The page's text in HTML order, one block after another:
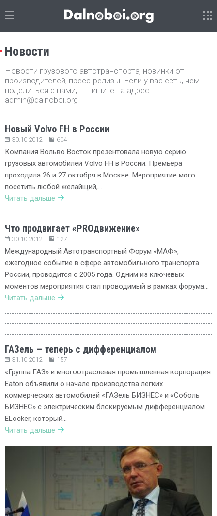
Новости
Новости грузового автотранспорта, новинки от
производителей, пресс-релизы. Если у вас есть, чем
поделиться с нами, — пишите на адрес
admin@dalnoboi.org
Новый Volvo FH в России
30.10.2012 604
Компания Вольво Восток презентовала новую серию
грузовых автомобилей Volvo FH в России. Премьера
проходила 26 и 27 октября в Москве. Мероприятие мого
посетить любой желайщий,…
Читать дальше
Что продвигает «PROдвижение»
30.10.2012 127
Международный Автотранспортный Форум «МАФ»,
ежегодное событие в сфере автомобильного транспорта
России, проводится с 2005 года. Одним из ключевых
моментов мероприятия стал проводимый в рамках форума…
Читать дальше
ГАЗель — теперь с дифференциалом
31.10.2012 157
«Группа ГАЗ» и многоотраслевая промышленная корпорация
Eaton объявили о начале производства легких
коммерческих автомобилей «ГАЗель БИЗНЕС» и «Соболь
БИЗНЕС» с электрическим блокируемым дифференциалом
ELocker, который…
Читать дальше